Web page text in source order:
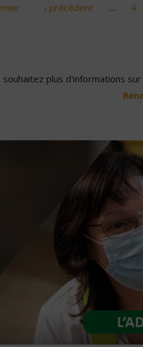
‹ précédent … 4
souhaitez plus d'informations